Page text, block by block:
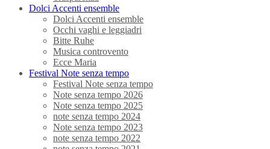
Dolci Accenti ensemble
Dolci Accenti ensemble
Occhi vaghi e leggiadri
Bitte Ruhe
Musica controvento
Ecce Maria
Festival Note senza tempo
Festival Note senza tempo
Note senza tempo 2026
Note senza tempo 2025
note senza tempo 2024
Note senza tempo 2023
note senza tempo 2022